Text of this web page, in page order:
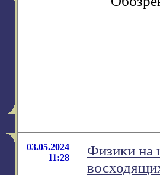
03.05.2024
11:28
Физики на